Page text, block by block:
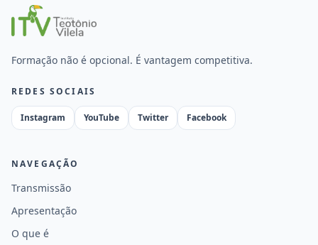
Formação não é opcional. É vantagem competitiva.
REDES SOCIAIS
Instagram YouTube Twitter Facebook
NAVEGAÇÃO
Transmissão
Apresentação
O que é